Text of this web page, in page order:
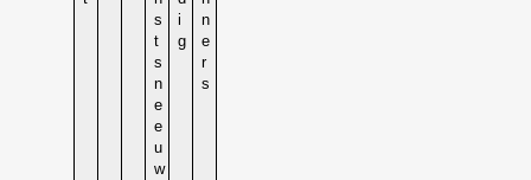
s
t
s
n
e
e
u
w
i
g
n
e
r
s